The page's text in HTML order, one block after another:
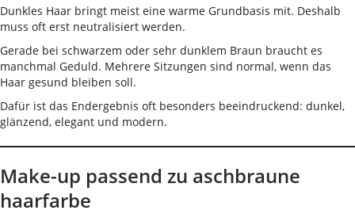
Dunkles Haar bringt meist eine warme Grundbasis mit. Deshalb
muss oft erst neutralisiert werden.
Gerade bei schwarzem oder sehr dunklem Braun braucht es
manchmal Geduld. Mehrere Sitzungen sind normal, wenn das
Haar gesund bleiben soll.
Dafür ist das Endergebnis oft besonders beeindruckend: dunkel,
glänzend, elegant und modern.
Make-up passend zu aschbraune
haarfarbe